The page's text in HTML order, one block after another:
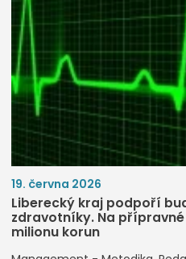
19. června 2026
Liberecký kraj podpoří
zdravotníky. Na přípravné
milionu korun